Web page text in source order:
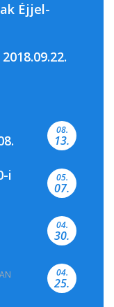
Éjjel-
várja a
08.
13.
i 05.
07.
04.
30.
04.
25.